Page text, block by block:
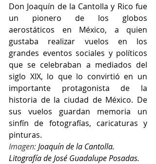
Don Joaquín de la Cantolla y Rico fue
un pionero de los globos
aerostáticos en México, a quien
gustaba realizar vuelos en los
grandes eventos sociales y políticos
que se celebraban a mediados del
siglo XIX, lo que lo convirtió en un
importante protagonista de la
historia de la ciudad de México. De
sus vuelos guardan memoria un
sinfín de fotografías, caricaturas y
pinturas.
Imagen: Joaquín de la Cantolla.
Litografía de José Guadalupe Posadas.